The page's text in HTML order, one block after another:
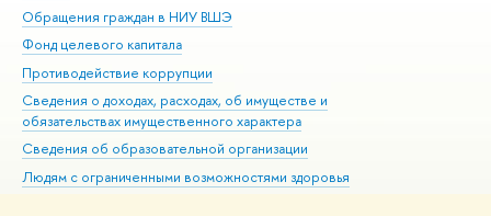
Обращения граждан в НИУ ВШЭ
Фонд целевого капитала
Противодействие коррупции
Сведения о доходах, расходах, об имуществе и
обязательствах имущественного характера
Сведения об образовательной организации
Людям с ограниченными возможностями здоровья